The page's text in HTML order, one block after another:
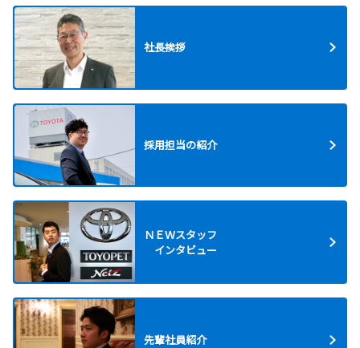
2026-05-14
ランドクルーザー、新型車“FJ”シリーズ
を発売
ランドクルーザー（以下ランクル）に“FJ”シリ
ーズを新たにラインアップし、5月14日に発売
しました。
詳しくはこちら
2026-04-10
ノアならびにヴォクシーを一部改良
ノアならびにヴォクシーを一部改良し、5月6日
に発売します。
詳しくはこちら
社長挨拶
採用担当の紹介
ＮＥＷスタッフ
インタビュー
先輩社員紹介